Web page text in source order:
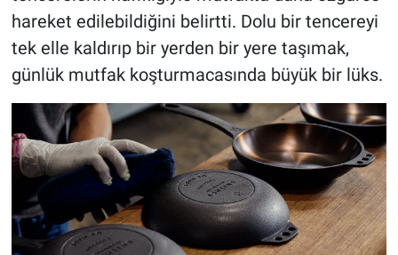
hareket edilebildiğini belirtti. Dolu bir tencereyi
tek elle kaldırıp bir yerden bir yere taşımak,
günlük mutfak koşturmacasında büyük bir lüks.